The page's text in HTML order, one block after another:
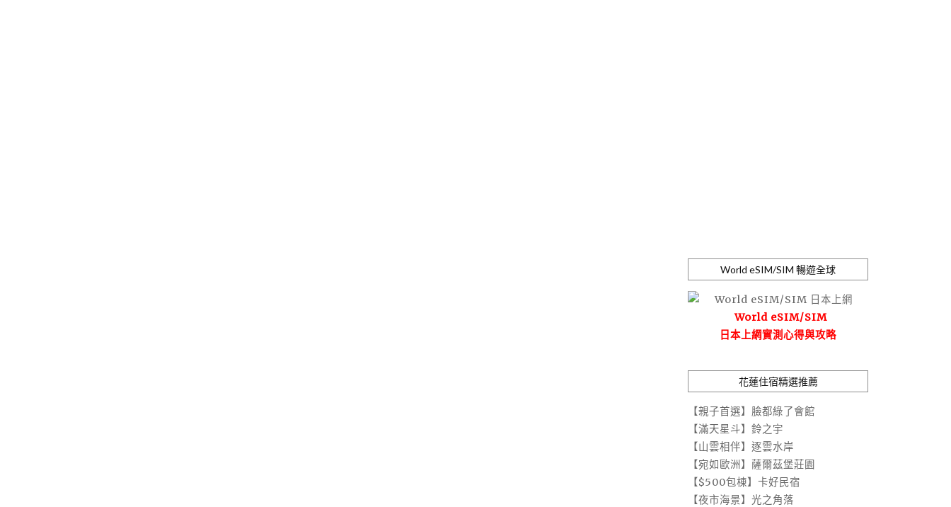
World eSIM/SIM 暢遊全球
World eSIM/SIM
日本上網實測心得與攻略
花蓮住宿精選推薦
【親子首選】臉都綠了會館
【滿天星斗】鈴之宇
【山雲相伴】逐雲水岸
【宛如歐洲】薩爾茲堡莊園
【$500包棟】卡好民宿
【夜市海景】光之角落